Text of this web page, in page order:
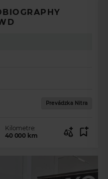
Prevádzka Nitra
Kilometre:
40 000 km